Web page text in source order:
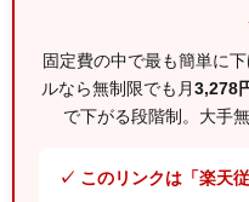
固定費の中で最も簡単に
ルなら無制限でも月3,278
で下がる段階制。大手
✓ このリンクは「楽天